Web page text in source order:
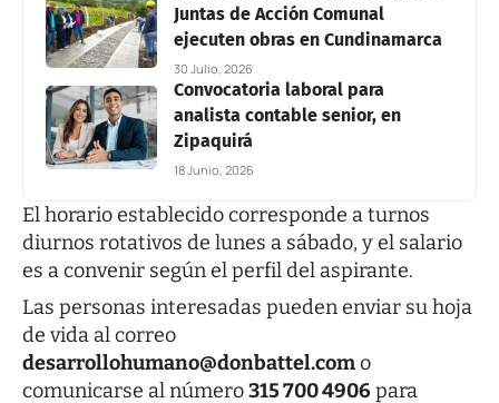
Juntas de Acción Comunal
ejecuten obras en Cundinamarca
30 Julio, 2026
Convocatoria laboral para
analista contable senior, en
Zipaquirá
18 Junio, 2026
El horario establecido corresponde a turnos
diurnos rotativos de lunes a sábado, y el salario
es a convenir según el perfil del aspirante.
Las personas interesadas pueden enviar su hoja
de vida al correo
desarrollohumano@donbattel.como
comunicarse al número315 700 4906para